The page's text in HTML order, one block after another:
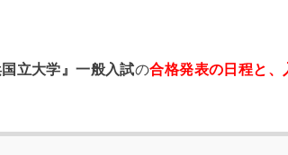
立大学』一般入試の合格発表の日程と、